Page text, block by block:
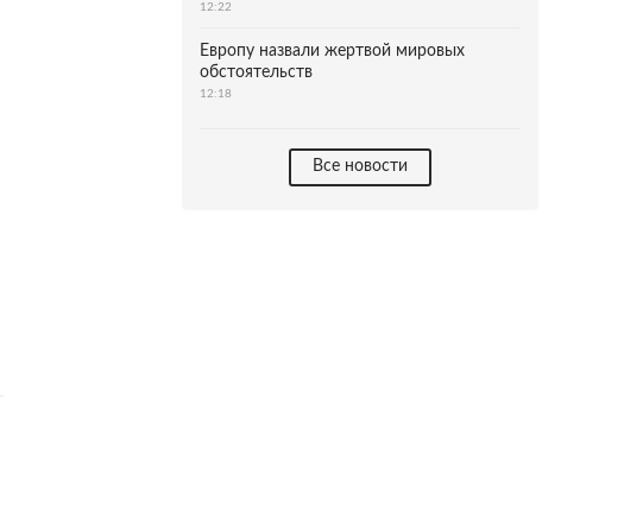
12:22
Европу назвали жертвой мировых
обстоятельств
12:18
Все новости